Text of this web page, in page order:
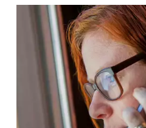
Aktuella artiklar